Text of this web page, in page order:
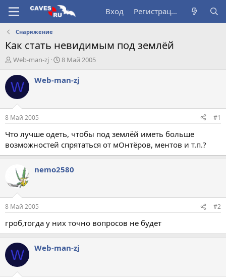
Вход Регистрация
Снаряжение
Как стать невидимым под землёй
А
т
о
т
е
м
ы
Web-man-zj
Д
т
а
л
8 Май 2005
W Web-man-zj
8 Май 2005 #1
Что лучше одеть, чтобы под землёй иметь больше
возможностей спрятаться от мОнтёров, ментов и т.п.?
nemo2580
8 Май 2005 #2
гроб,тогда у них точно вопросов не будет
W Web-man-zj